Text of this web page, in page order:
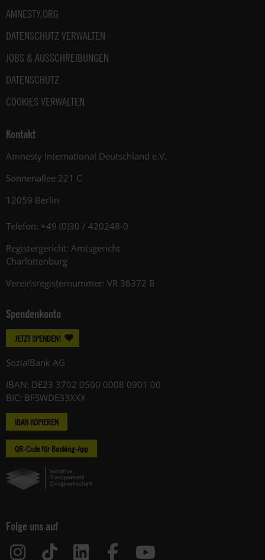
AMNESTY.ORG
DATENSCHUTZ VERWALTEN
JOBS & AUSSCHREIBUNGEN
DATENSCHUTZ
COOKIES VERWALTEN
Kontakt
Amnesty International Deutschland e.V.
Sonnenallee 221 C
12059 Berlin
Telefon: +49 (0)30 / 420248-0
Registergericht: Amtsgericht
Charlottenburg
Vereinsregisternummer: VR 36372 B
Spendenkonto
JETZT SPENDEN!
SozialBank AG
IBAN: DE23 3702 0500 0008 0901 00
BIC: BFSWDE33XXX
IBAN KOPIEREN
QR-Code für Banking-App
Folge uns auf